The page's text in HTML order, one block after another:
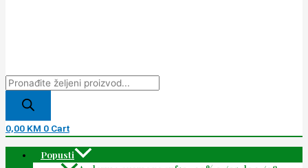
0,00 KM 0 Cart
Popusti